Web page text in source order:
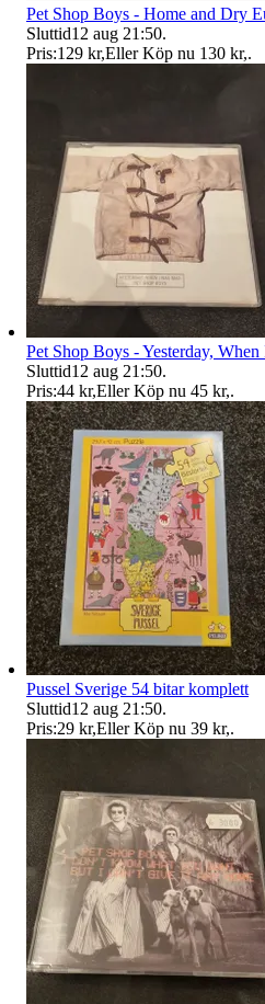
Pet Shop Boys - Home and Dry
Sluttid12 aug 21:50.
Pris:129 kr,Eller Köp nu 130 kr,.
Pet Shop Boys - Yesterday,
Sluttid12 aug 21:50.
Pris:44 kr,Eller Köp nu 45 kr,.
Pussel Sverige 54 bitar komplett
Sluttid12 aug 21:50.
Pris:29 kr,Eller Köp nu 39 kr,.